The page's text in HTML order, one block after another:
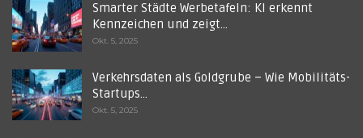
Smarter Städte Werbetafeln: KI erkennt
Kennzeichen und zeigt…
Okt. 5, 2025
Verkehrsdaten als Goldgrube – Wie Mobilitäts-
Startups…
Okt. 5, 2025